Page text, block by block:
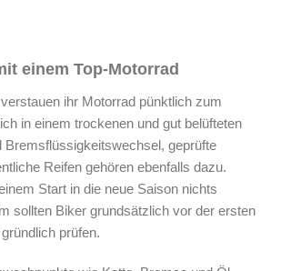
einem Top-Motorrad
ihr Motorrad pünktlich zum
in einem trockenen und gut belüfteten
Bremsflüssigkeitswechsel, geprüfte
Reifen gehören ebenfalls dazu.
Start in die neue Saison nichts
sollten Biker grundsätzlich vor der ersten
prüfen.